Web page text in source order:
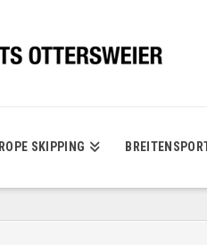
ROPE SKIPPING